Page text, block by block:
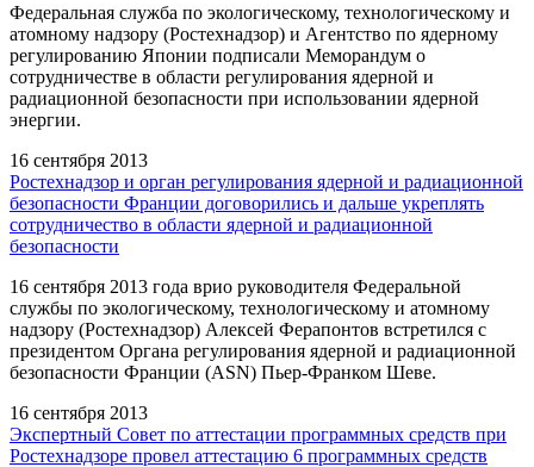
Федеральная служба по экологическому, технологическому и
атомному надзору (Ростехнадзор) и Агентство по ядерному
регулированию Японии подписали Меморандум о
сотрудничестве в области регулирования ядерной и
радиационной безопасности при использовании ядерной
энергии.
16 сентября 2013
Ростехнадзор и орган регулирования ядерной и радиационной
безопасности Франции договорились и дальше укреплять
сотрудничество в области ядерной и радиационной
безопасности
16 сентября 2013 года врио руководителя Федеральной
службы по экологическому, технологическому и атомному
надзору (Ростехнадзор) Алексей Ферапонтов встретился с
президентом Органа регулирования ядерной и радиационной
безопасности Франции (ASN) Пьер-Франком Шеве.
16 сентября 2013
Экспертный Совет по аттестации программных средств при
Ростехнадзоре провел аттестацию 6 программных средств